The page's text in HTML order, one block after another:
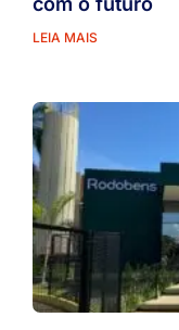
LEIA MAIS